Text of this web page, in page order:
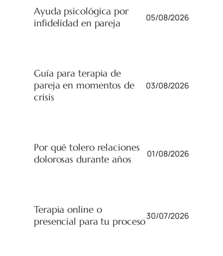
Ayuda psicológica por
infidelidad en pareja
05/08/2026
Guía para terapia de
pareja en momentos de
crisis
03/08/2026
Por qué tolero relaciones
dolorosas durante años
01/08/2026
Terapia online o
presencial para tu proceso30/07/2026